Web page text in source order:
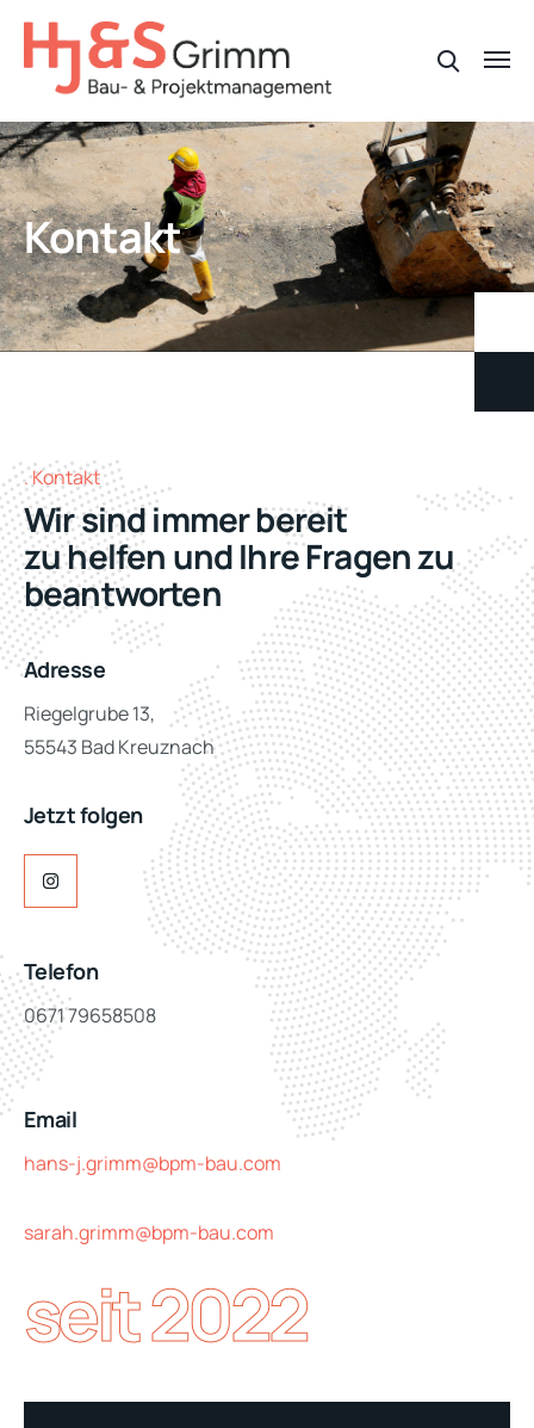
Kontakt
Kontakt
Wir sind immer bereit
zu helfen und Ihre Fragen zu
beantworten
Adresse
Riegelgrube 13,
55543 Bad Kreuznach
Jetzt folgen
Telefon
0671 79658508
Email
hans-j.grimm@bpm-bau.com
sarah.grimm@bpm-bau.com
seit 2022